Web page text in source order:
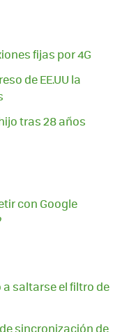
fijas por 4G
de EE.UU la
tras 28 años
con Google
saltarse el filtro de
sincronización de